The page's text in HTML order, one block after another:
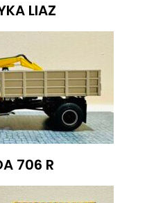
LIAZ
706 R